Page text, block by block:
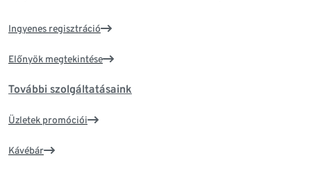
Ingyenes regisztráció
Előnyök megtekintése
További szolgáltatásaink
Üzletek promóciói
Kávébár